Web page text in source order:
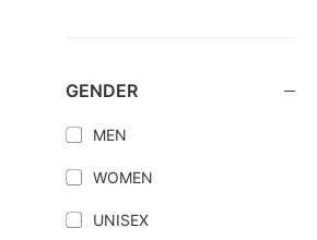
GENDER
MEN
WOMEN
UNISEX